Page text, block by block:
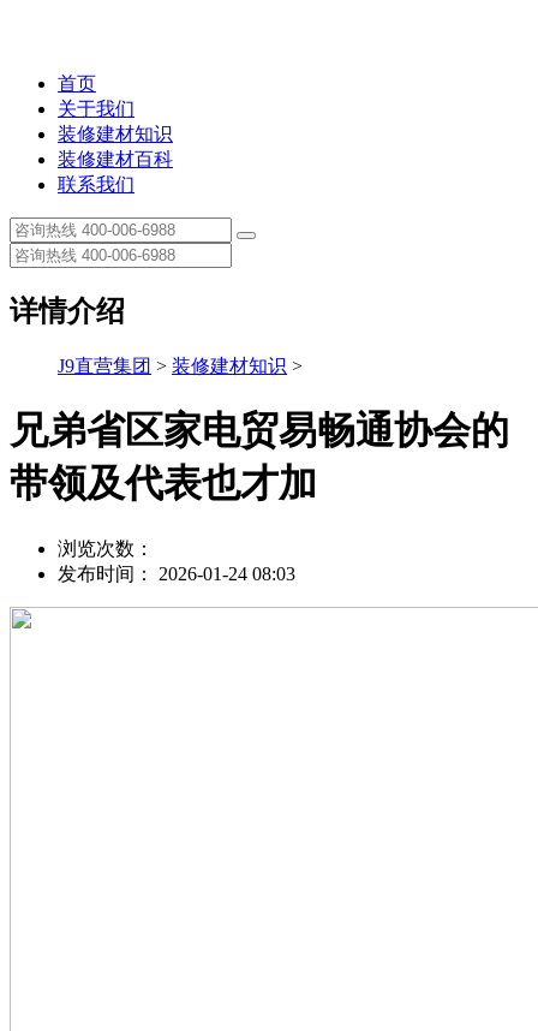
首页
关于我们
装修建材知识
装修建材百科
联系我们
详情介绍
J9直营集团 > 装修建材知识 >
兄弟省区家电贸易畅通协会的
带领及代表也才加
浏览次数：
发布时间： 2026-01-24 08:03